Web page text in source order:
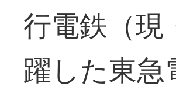
行電鉄（現
躍した東急